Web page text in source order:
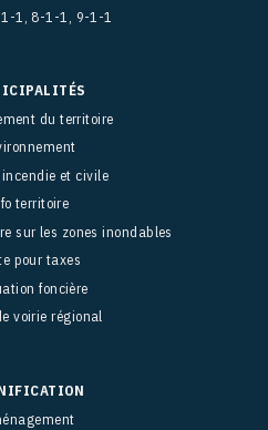
1, 8-1-1, 9-1-1
du territoire
et civile
territoire
sur les zones inondables
pour taxes
foncière
voirie régional